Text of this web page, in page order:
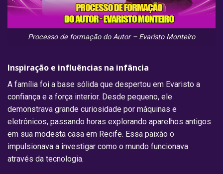
Processo de formação do Autor – Evaristo Monteiro
Inspiração e influências na infância
A família foi a base sólida que despertou em Evaristo a
confiança e a força interior. Desde pequeno, ele
demonstrava grande curiosidade por máquinas e
eletrônicos, passando horas explorando aparelhos antigos
em sua modesta casa em Recife. Essa paixão o
impulsionava a investigar como o mundo funcionava
através da tecnologia.